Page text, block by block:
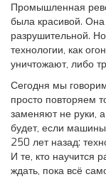
Промышленная
была красивой.
разрушительной.
технологии, как
уничтожают, либо
Сегодня мы
просто повторяем
заменяют не руки,
будет, если
250 лет назад:
И те, кто научится
ждать, пока всё